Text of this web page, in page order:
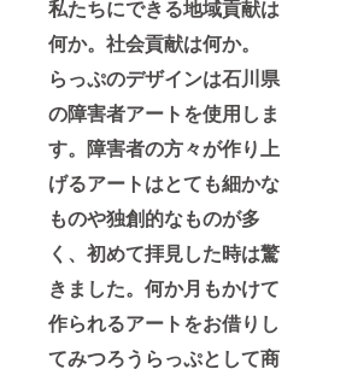
私たちにできる地域貢献は
何か。社会貢献は何か。
らっぷのデザインは石川県
の障害者アートを使用しま
す。障害者の方々が作り上
げるアートはとても細かな
ものや独創的なものが多
く、初めて拝見した時は驚
きました。何か月もかけて
作られるアートをお借りし
てみつろうらっぷとして商